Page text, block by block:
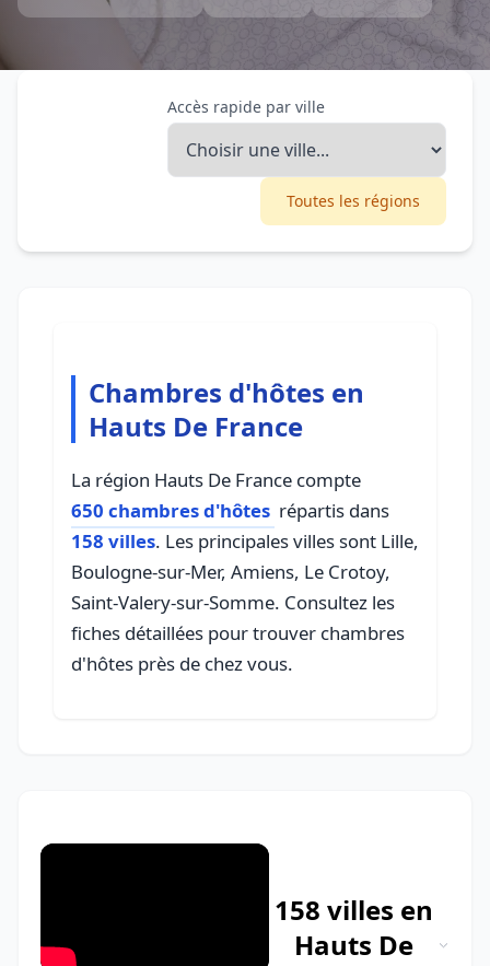
Accès rapide par ville
Toutes les régions
Chambres d'hôtes en
Hauts De France
La région Hauts De France compte
650 chambres d'hôtes répartis dans
158 villes. Les principales villes sont Lille,
Boulogne-sur-Mer, Amiens, Le Crotoy,
Saint-Valery-sur-Somme. Consultez les
fiches détaillées pour trouver chambres
d'hôtes près de chez vous.
158 villes en
Hauts De